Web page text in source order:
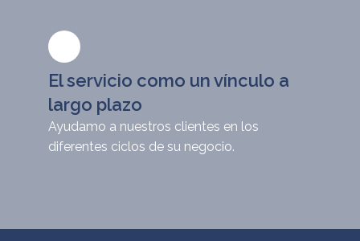
El servicio como un vínculo a
largo plazo
Ayudamo a nuestros clientes en los
diferentes ciclos de su negocio.